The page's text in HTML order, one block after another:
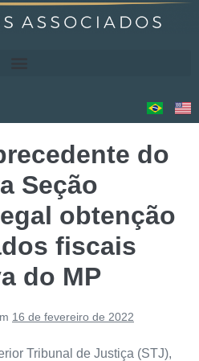
do
Seção
obtenção
fiscais
do MP
16 de fevereiro de 2022
Tribunal de Justiça (STJ),